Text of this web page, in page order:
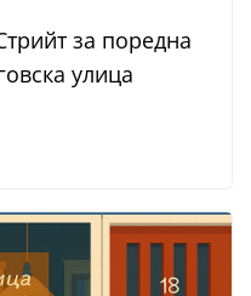
за поредна
улица